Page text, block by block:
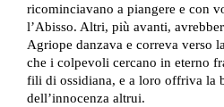
ricominciavano a piangere e con
l’Abisso. Altri, più avanti,
Agriope danzava e correva verso
che i colpevoli cercano in eterno
fili di ossidiana, e a loro offriva la
dell’innocenza altrui.